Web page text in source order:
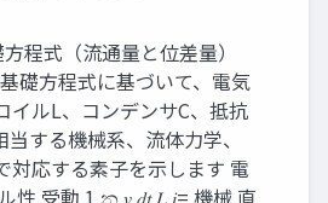
程式（流通量と位差量）
礎方程式に基づいて、電気
イルL、コンデンサC、抵抗
当する機械系、流体力学、
対応する素子を示します 電
性 受動 1 න 𝑣 𝑑𝑡 𝐿 𝑖= 機械 直